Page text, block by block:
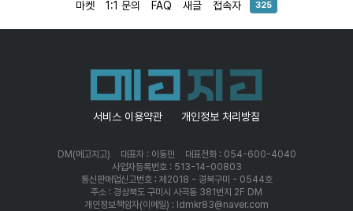
마켓 1:1 문의 FAQ 새글 접속자 325
서비스 이용약관 개인정보 처리방침
DM(메고지고) 대표자 : 이동민
대표전화 : 054-600-4040
사업자등록번호 : 513-14-00803
통신판매업신고번호 : 제2018 - 경북구미 - 0544호
주소 : 경상북도 구미시 사곡동 381번지 2F DM
개인정보책임자(이메일) : ldmkr83@naver.com